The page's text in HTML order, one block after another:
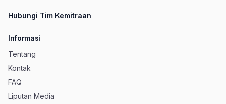
Hubungi Tim Kemitraan
Informasi
Tentang
Kontak
FAQ
Liputan Media